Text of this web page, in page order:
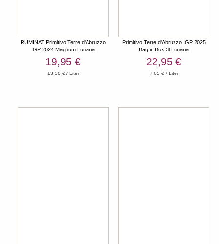
RUMINAT Primitivo Terre d'Abruzzo
IGP 2024 Magnum Lunaria
19,95 €
13,30 € / Liter
Primitivo Terre d'Abruzzo IGP 2025
Bag in Box 3l Lunaria
22,95 €
7,65 € / Liter